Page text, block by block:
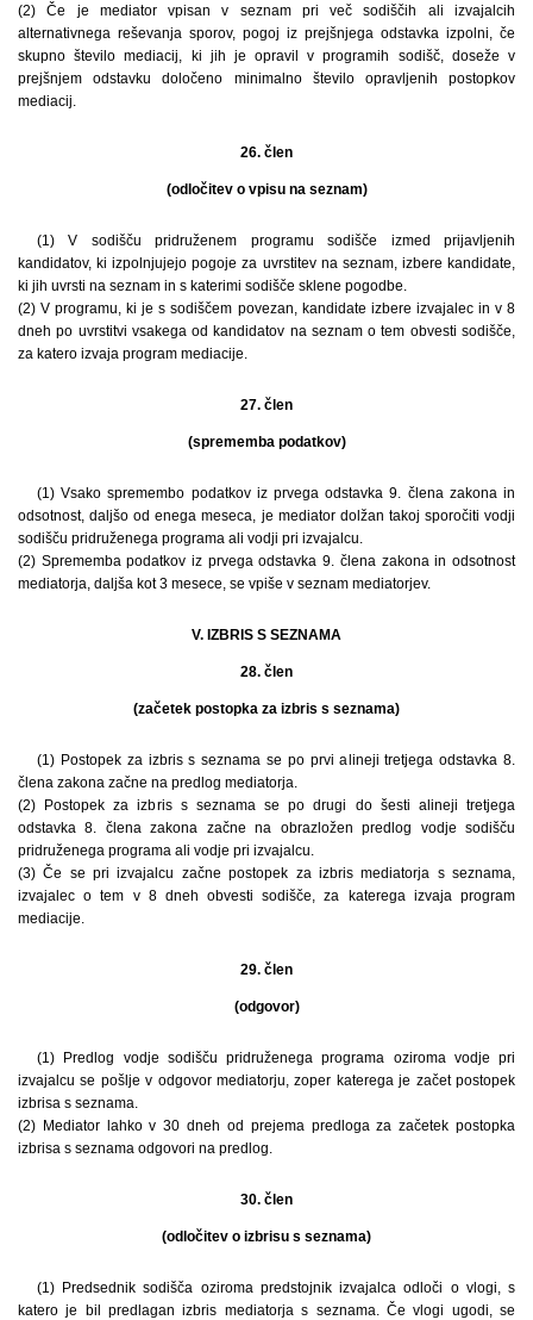
(2) Če je mediator vpisan v seznam pri več sodiščih ali izvajalcih
alternativnega reševanja sporov, pogoj iz prejšnjega odstavka izpolni, če
skupno število mediacij, ki jih je opravil v programih sodišč, doseže v
prejšnjem odstavku določeno minimalno število opravljenih postopkov
mediacij.
26. člen
(odločitev o vpisu na seznam)
(1) V sodišču pridruženem programu sodišče izmed prijavljenih
kandidatov, ki izpolnjujejo pogoje za uvrstitev na seznam, izbere kandidate,
ki jih uvrsti na seznam in s katerimi sodišče sklene pogodbe.
(2) V programu, ki je s sodiščem povezan, kandidate izbere izvajalec in v 8
dneh po uvrstitvi vsakega od kandidatov na seznam o tem obvesti sodišče,
za katero izvaja program mediacije.
27. člen
(sprememba podatkov)
(1) Vsako spremembo podatkov iz prvega odstavka 9. člena zakona in
odsotnost, daljšo od enega meseca, je mediator dolžan takoj sporočiti vodji
sodišču pridruženega programa ali vodji pri izvajalcu.
(2) Sprememba podatkov iz prvega odstavka 9. člena zakona in odsotnost
mediatorja, daljša kot 3 mesece, se vpiše v seznam mediatorjev.
V. IZBRIS S SEZNAMA
28. člen
(začetek postopka za izbris s seznama)
(1) Postopek za izbris s seznama se po prvi alineji tretjega odstavka 8.
člena zakona začne na predlog mediatorja.
(2) Postopek za izbris s seznama se po drugi do šesti alineji tretjega
odstavka 8. člena zakona začne na obrazložen predlog vodje sodišču
pridruženega programa ali vodje pri izvajalcu.
(3) Če se pri izvajalcu začne postopek za izbris mediatorja s seznama,
izvajalec o tem v 8 dneh obvesti sodišče, za katerega izvaja program
mediacije.
29. člen
(odgovor)
(1) Predlog vodje sodišču pridruženega programa oziroma vodje pri
izvajalcu se pošlje v odgovor mediatorju, zoper katerega je začet postopek
izbrisa s seznama.
(2) Mediator lahko v 30 dneh od prejema predloga za začetek postopka
izbrisa s seznama odgovori na predlog.
30. člen
(odločitev o izbrisu s seznama)
(1) Predsednik sodišča oziroma predstojnik izvajalca odloči o vlogi, s
katero je bil predlagan izbris mediatorja s seznama. Če vlogi ugodi, se